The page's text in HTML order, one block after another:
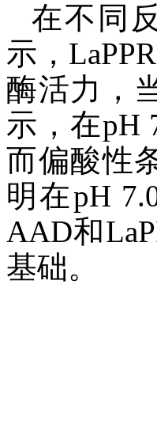
在不同
示，
酶活力，
示，在pH
而偏酸性
明在pH
AAD和
基础。